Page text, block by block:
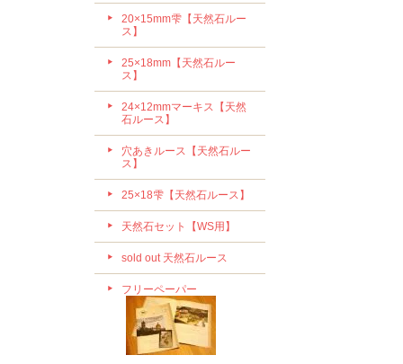
20×15mm雫【天然石ルー
ス】
25×18mm【天然石ルー
ス】
24×12mmマーキス【天然
石ルース】
穴あきルース【天然石ルー
ス】
25×18雫【天然石ルース】
天然石セット【WS用】
sold out 天然石ルース
フリーペーパー